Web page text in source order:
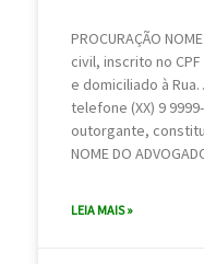
PROCURAÇÃO
civil, inscrito no CPF
e domiciliado à
telefone (XX) 9
outorgante,
NOME DO
LEIA MAIS »